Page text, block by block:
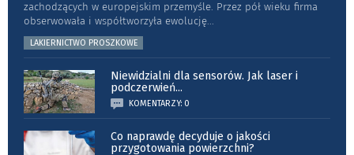
zachodzących w europejskim przemyśle. Przez pół wieku firma
obserwowała i współtworzyła ewolucję...
LAKIERNICTWO PROSZKOWE
Niewidzialni dla sensorów. Jak laser i
podczerwień...
KOMENTARZY: 0
Co naprawdę decyduje o jakości
przygotowania powierzchni?